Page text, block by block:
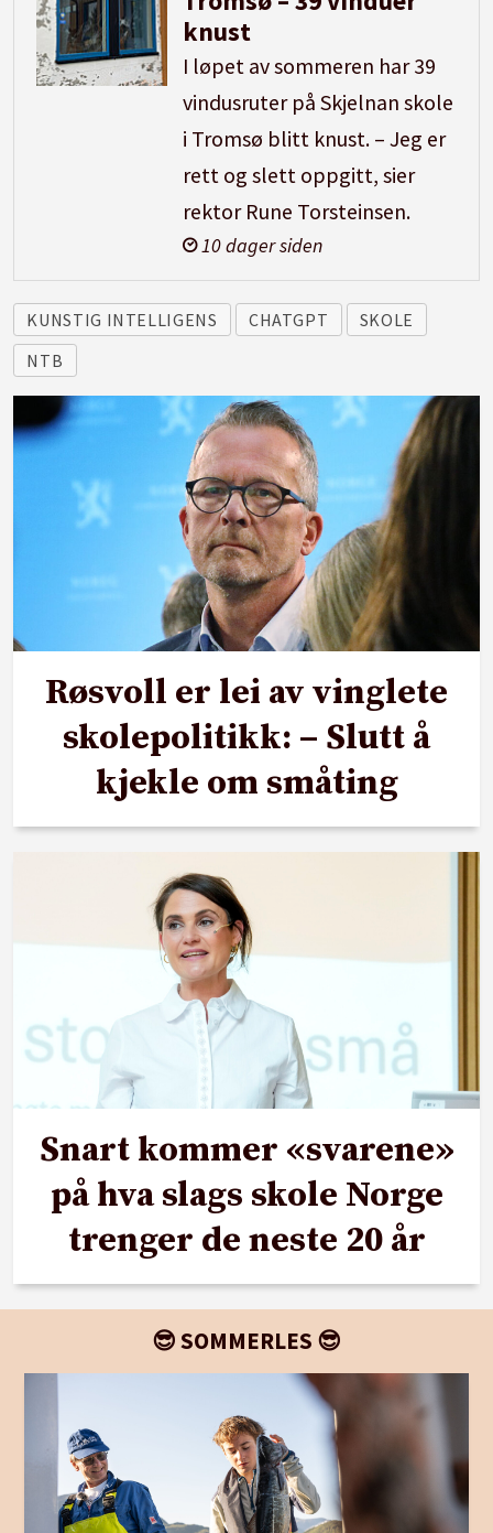
knust
I løpet av sommeren har 39
vindusruter på Skjelnan skole
i Tromsø blitt knust. – Jeg er
rett og slett oppgitt, sier
rektor Rune Torsteinsen.
10 dager siden
KUNSTIG INTELLIGENS CHATGPT
SKOLE
NTB
Røsvoll er lei av vinglete
skolepolitikk: – Slutt å
kjekle om småting
Snart kommer «svarene»
på hva slags skole Norge
trenger de neste 20 år
😎 SOMMERLES 😎